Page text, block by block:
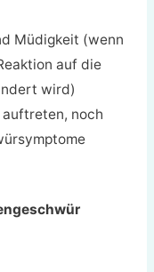
Müdigkeit (wenn
auf die
wird)
noch